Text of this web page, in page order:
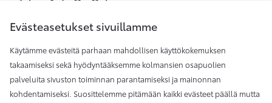
Juhan Auto Oy, Raahe
Evästeasetukset sivuillamme
Käytämme evästeitä parhaan mahdollisen käyttökokemuksen
takaamiseksi sekä hyödyntääksemme kolmansien osapuolien
palveluita sivuston toiminnan parantamiseksi ja mainonnan
kohdentamiseksi. Suosittelemme pitämään kaikki evästeet päällä mutta